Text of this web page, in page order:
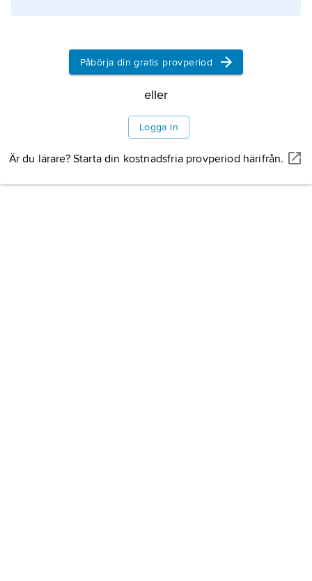
Påbörja din gratis provperiod
eller
Logga in
Är du lärare? Starta din kostnadsfria provperiod härifrån.